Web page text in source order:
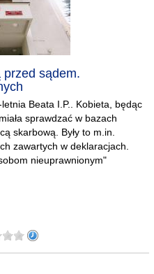
sądem.
Beata I.P.. Kobieta, będąc
sprawdzać w bazach
skarbową. Były to m.in.
zawartych w deklaracjach.
nieuprawnionym"